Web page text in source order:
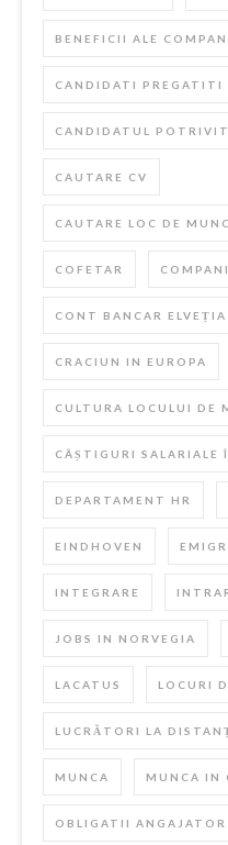
BENEFICII ALE
CANDIDATI PREGATITI
CANDIDATUL POTRIVIT
CAUTARE CV
CAUTARE LOC DE
COFETAR
CONT BANCAR ELVEȚIA
CRACIUN IN EUROPA
CULTURA LOCULUI DE
CÂȘTIGURI SALARIALE
DEPARTAMENT HR
EINDHOVEN
INTEGRARE
JOBS IN NORVEGIA
LACATUS LOCURI
LUCRĂTORI LA
MUNCA MUNCA IN
OBLIGATII ANGAJATOR